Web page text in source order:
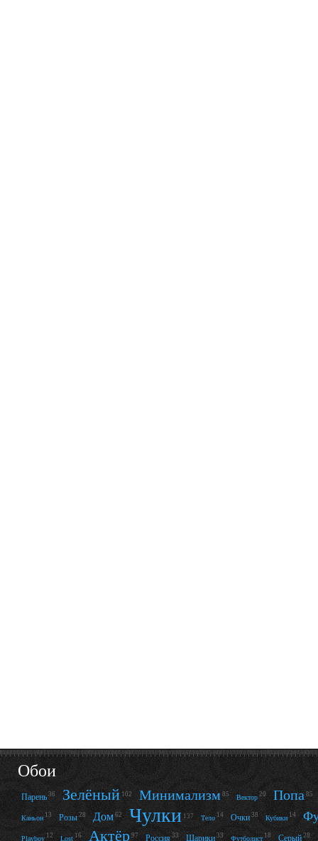
Обои
Парень 36 Зелёный 102 Минимализм 85 Вектор 20 Попа 85
Каньон 13 Розы 28 Дом 62 Чулки 137 Тело 14 Очки 38 Кубики 14
Playboy 12 Lost 16 Актёр 97 Россия 33 Шарики 33 Футболист 18 Серый 28